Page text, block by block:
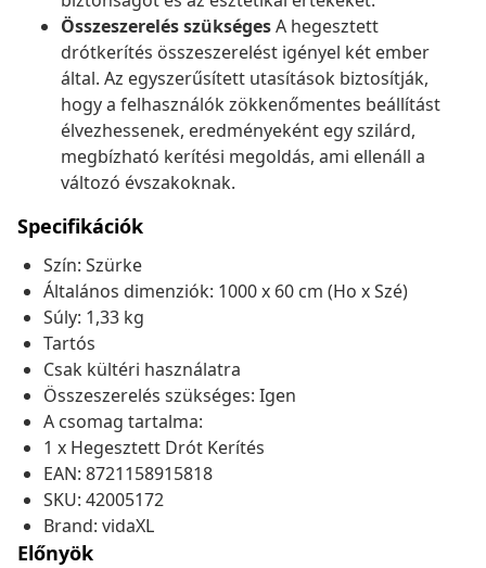
Összeszerelés szükségesA hegesztett
drótkerítés összeszerelést igényel két ember
által. Az egyszerűsített utasítások biztosítják,
hogy a felhasználók zökkenőmentes beállítást
élvezhessenek, eredményeként egy szilárd,
megbízható kerítési megoldás, ami ellenáll a
változó évszakoknak.
Specifikációk
Szín: Szürke
Általános dimenziók: 1000 x 60 cm (Ho x Szé)
Súly: 1,33 kg
Tartós
Csak kültéri használatra
Összeszerelés szükséges: Igen
A csomag tartalma:
1 x Hegesztett Drót Kerítés
EAN: 8721158915818
SKU: 42005172
Brand: vidaXL
Előnyök